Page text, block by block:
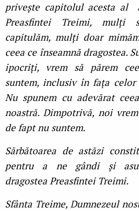
privește capitolul acesta al
Preasfintei Treimi, mulți
capitulăm, mulți doar
ceea ce înseamnă dragostea.
ipocriți, vrem să părem
suntem, inclusiv în fața
Nu spunem cu adevărat
noastră. Dimpotrivă, noi
de fapt nu suntem.
Sărbătoarea de astăzi
pentru a ne gândi și
dragostea Preasfintei Treimi.
Sfânta Treime, Dumnezeul